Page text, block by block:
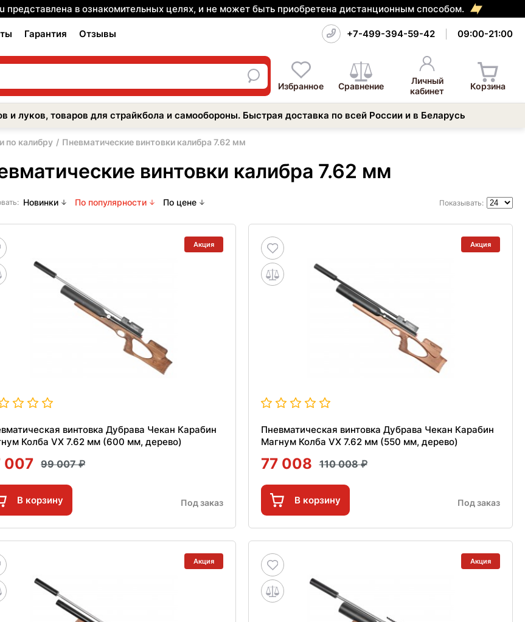
представлена в ознакомительных целях, и не может быть приобретена дистанционным способом.
Гарантия Отзывы +7-499-394-59-42 09:00-21:00
Избранное Сравнение
Личный
кабинет
Корзина
и луков, товаров для страйкбола и самообороны. Быстрая доставка по всей России и в Беларусь
по калибру Пневматические винтовки калибра 7.62 мм
винтовки калибра 7.62 мм
Новинки По популярности По цене Показывать:
Акция
винтовка Дубрава Чекан Карабин
Колба VX 7.62 мм (600 мм, дерево)
007 99 007
В корзину Под заказ
Акция
Пневматическая винтовка Дубрава Чекан Карабин
Магнум Колба VX 7.62 мм (550 мм, дерево)
77 008 110 008
В корзину Под заказ
Акция Акция